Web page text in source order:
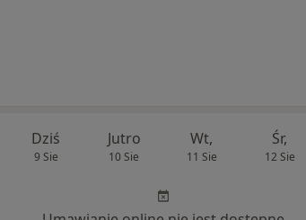
Dziś
9 Sie
Jutro
10 Sie
Wt,
11 Sie
Śr,
12 Sie